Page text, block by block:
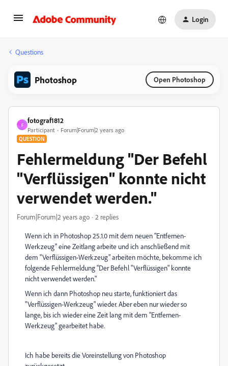
Login
Questions
Photoshop Open Photoshop
F
fotograf1812
Participant Forum|Forum|2 years ago
QUESTION
Fehlermeldung "Der Befehl
"Verflüssigen" konnte nicht
verwendet werden."
Forum|Forum|2 years ago 2 replies
Wenn ich in Photoshop 25.1.0 mit dem neuen "Entfernen-
Werkzeug" eine Zeitlang arbeite und ich anschließend mit
dem "Verflüssigen-Werkzeug" arbeiten möchte, bekomme ich
folgende Fehlermeldung "Der Befehl "Verflüssigen" konnte
nicht verwendet werden."
Wenn ich dann Photoshop neu starte, funktioniert das
"Verflüssigen-Werkzeug" wieder. Aber eben nur wieder so
lange, bis ich wieder eine Zeit lang mit dem "Entfernen-
Werkzeug" gearbeitet habe.
Ich habe bereits die Voreinstellung von Photoshop